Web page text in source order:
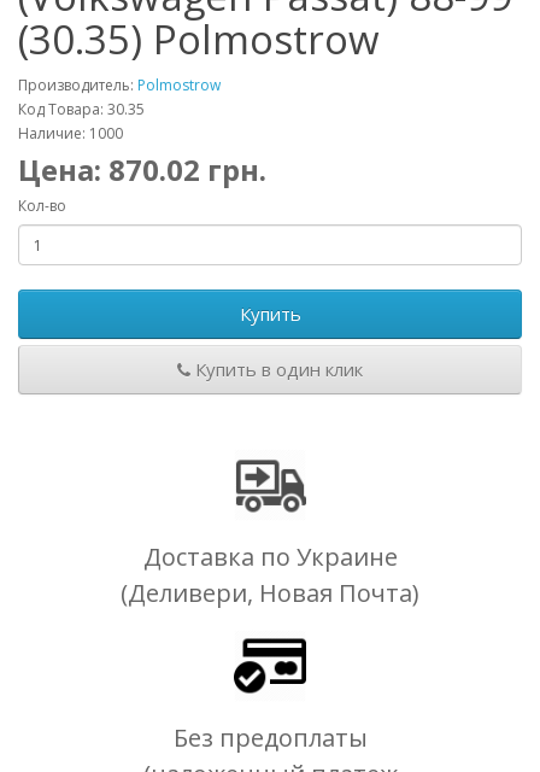
(30.35) Polmostrow
Производитель: Polmostrow
Код Товара: 30.35
Наличие: 1000
Цена: 870.02 грн.
Кол-во
Купить
Купить в один клик
Доставка по Украине
(Деливери, Новая Почта)
Без предоплаты